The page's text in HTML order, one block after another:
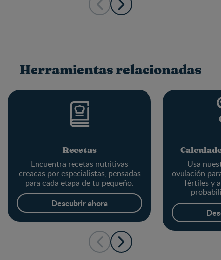
Herramientas relacionadas
Recetas
Encuentra recetas nutritivas
creadas por especialistas, pensadas
para cada etapa de tu pequeño.
Descubrir ahora
Usa
ovulación
fértiles y